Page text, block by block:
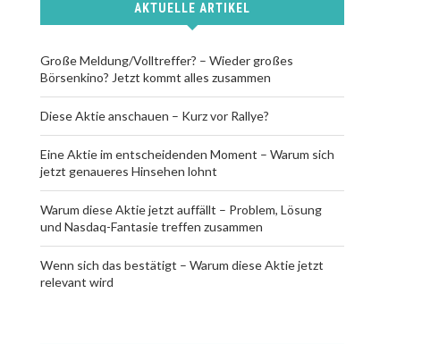
AKTUELLE ARTIKEL
Große Meldung/Volltreffer? – Wieder großes
Börsenkino? Jetzt kommt alles zusammen
Diese Aktie anschauen – Kurz vor Rallye?
Eine Aktie im entscheidenden Moment – Warum sich
jetzt genaueres Hinsehen lohnt
Warum diese Aktie jetzt auffällt – Problem, Lösung
und Nasdaq-Fantasie treffen zusammen
Wenn sich das bestätigt – Warum diese Aktie jetzt
relevant wird